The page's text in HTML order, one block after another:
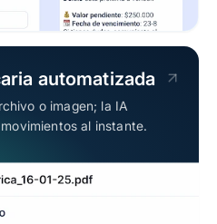
automatizada
o imagen; la IA
al instante.